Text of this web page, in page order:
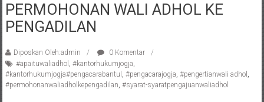
Pengacara
Perceraian/
/
Konsultan
Hukum
PERMOHONAN WALI ADHOL KE
PENGADILAN
Diposkan Oleh:admin
0 Komentar
#apaituwaliadhol , #kantorhukumjogja,
#kantorhukumjogja#pengacarabantul , #pengacarajogja, #pengertianwali adhol ,
#permohonanwaliadholkepengadilan, #syarat-syaratpengajuanwaliadhol